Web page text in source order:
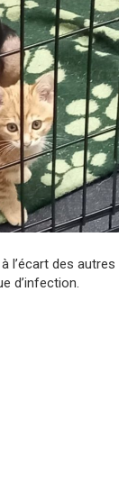
l’écart des autres
d’infection.